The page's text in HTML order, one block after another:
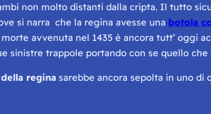
non molto distanti dalla cripta. Il tutto
si narra che la regina avesse una botola
avvenuta nel 1435 è ancora tutt’ oggi
sinistre trappole portando con se quello
reginasarebbe ancora sepolta in uno di